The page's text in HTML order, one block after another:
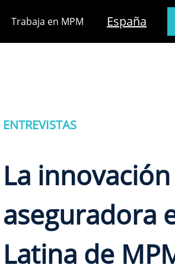
Trabaja en MPM España
ENTREVISTAS
La innovación
aseguradora
Latina de